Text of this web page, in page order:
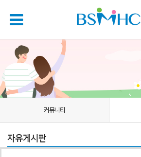
커뮤니티
자유게시판